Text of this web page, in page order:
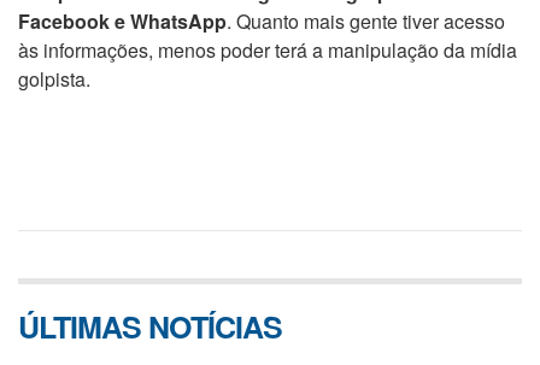
Facebook e WhatsApp. Quanto mais gente tiver acesso
às informações, menos poder terá a manipulação da mídia
golpista.
ÚLTIMAS NOTÍCIAS